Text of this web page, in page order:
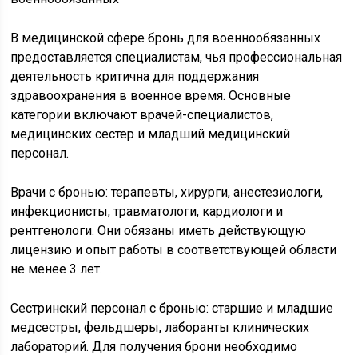
В медицинской сфере бронь для военнообязанных
предоставляется специалистам, чья профессиональная
деятельность критична для поддержания
здравоохранения в военное время. Основные
категории включают врачей-специалистов,
медицинских сестер и младший медицинский
персонал.
Врачи с бронью: терапевты, хирурги, анестезиологи,
инфекционисты, травматологи, кардиологи и
рентгенологи. Они обязаны иметь действующую
лицензию и опыт работы в соответствующей области
не менее 3 лет.
Сестринский персонал с бронью: старшие и младшие
медсестры, фельдшеры, лаборанты клинических
лабораторий. Для получения брони необходимо